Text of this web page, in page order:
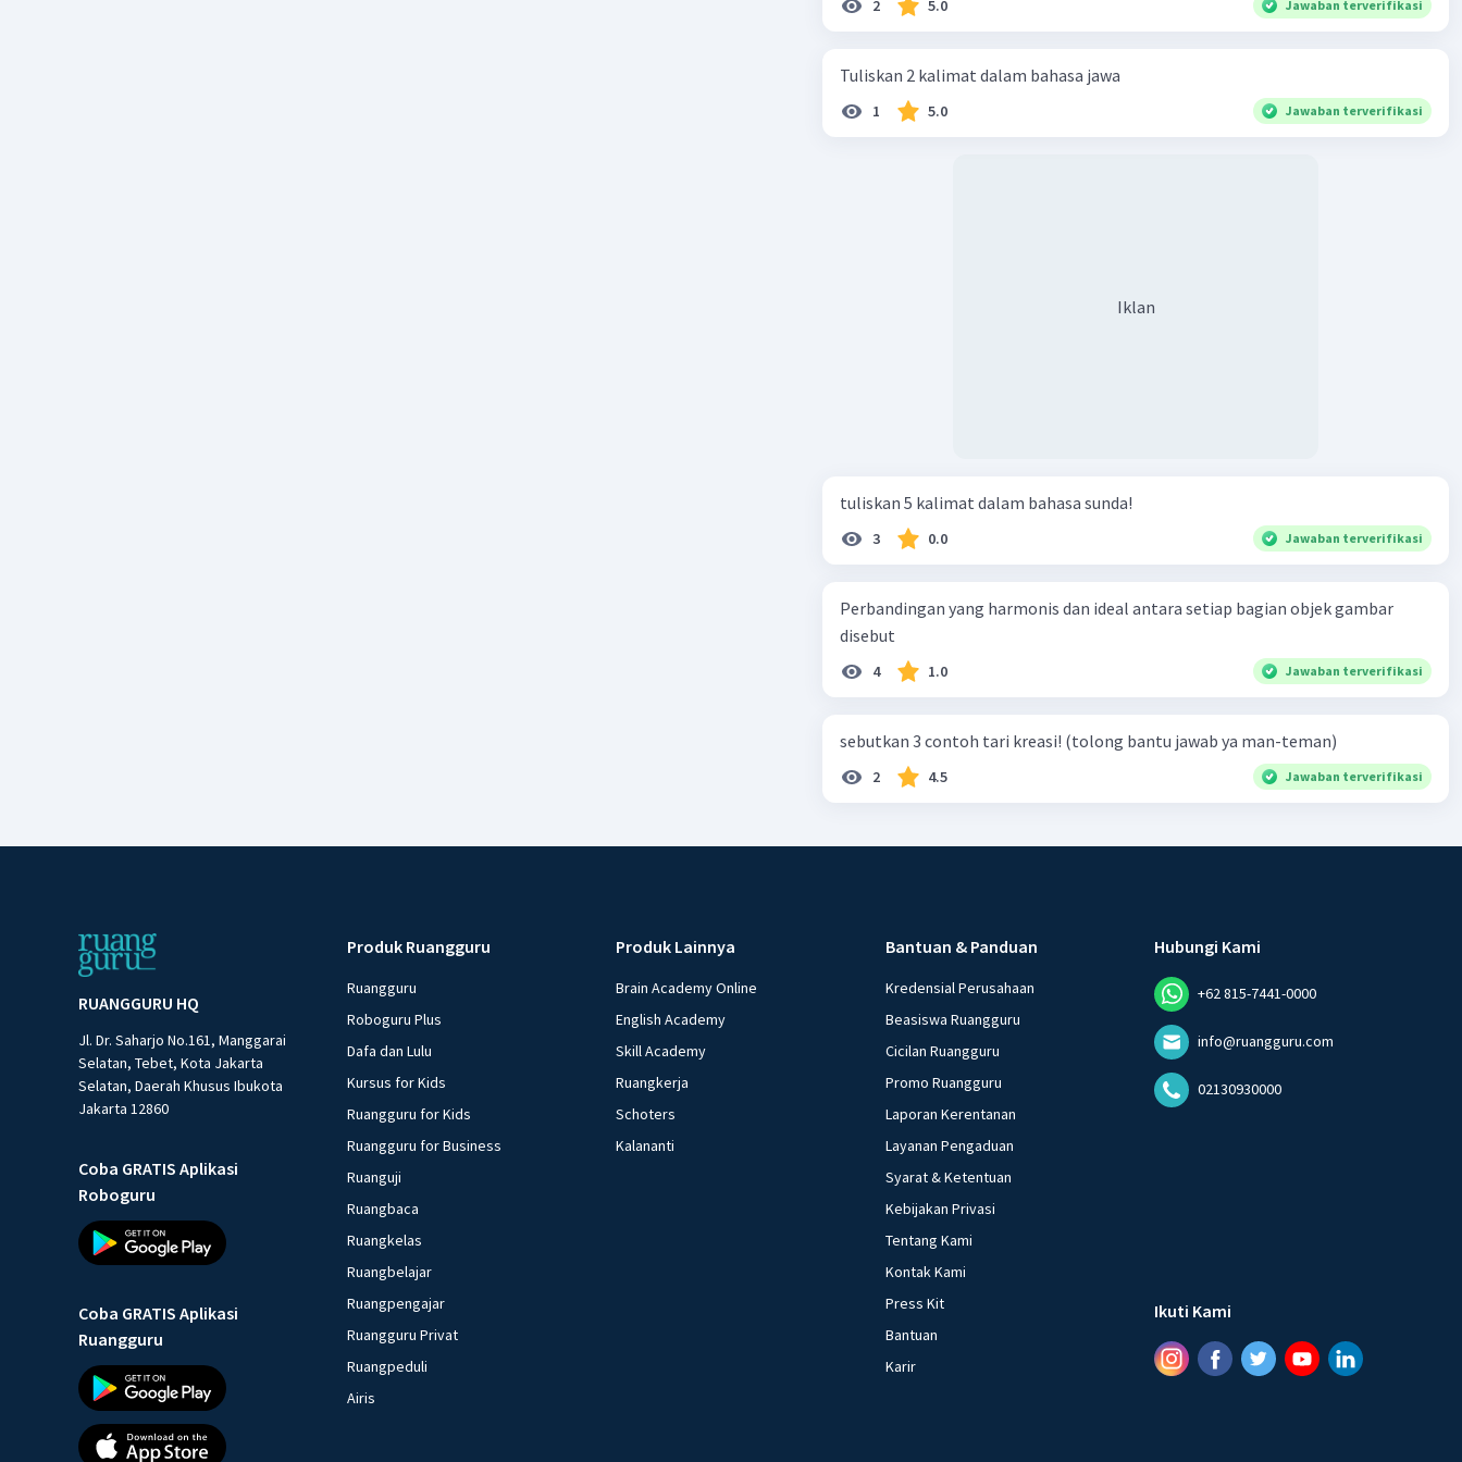
Beri Rating
Nana N
04 Februari 2024 08:10
2 5.0 Jawaban terverifikasi
Tuliskan 2 kalimat dalam bahasa jawa
1 5.0 Jawaban terverifikasi
Iklan
tuliskan 5 kalimat dalam bahasa sunda!
3 0.0 Jawaban terverifikasi
Perbandingan yang harmonis dan ideal antara setiap bagian objek gambar
disebut
4 1.0 Jawaban terverifikasi
sebutkan 3 contoh tari kreasi! (tolong bantu jawab ya man-teman)
2 4.5 Jawaban terverifikasi
RUANGGURU HQ
Jl. Dr. Saharjo No.161, Manggarai
Selatan, Tebet, Kota Jakarta
Selatan, Daerah Khusus Ibukota
Jakarta 12860
Coba GRATIS Aplikasi
Roboguru
Coba GRATIS Aplikasi
Ruangguru
Produk Ruangguru
Ruangguru
Roboguru Plus
Dafa dan Lulu
Kursus for Kids
Ruangguru for Kids
Ruangguru for Business
Ruanguji
Ruangbaca
Ruangkelas
Ruangbelajar
Ruangpengajar
Ruangguru Privat
Ruangpeduli
Airis
Produk Lainnya
Brain Academy Online
English Academy
Skill Academy
Ruangkerja
Schoters
Kalananti
Bantuan & Panduan
Kredensial Perusahaan
Beasiswa Ruangguru
Cicilan Ruangguru
Promo Ruangguru
Laporan Kerentanan
Layanan Pengaduan
Syarat & Ketentuan
Kebijakan Privasi
Tentang Kami
Kontak Kami
Press Kit
Bantuan
Karir
Hubungi Kami
+62 815-7441-0000
info@ruangguru.com
02130930000
Ikuti Kami